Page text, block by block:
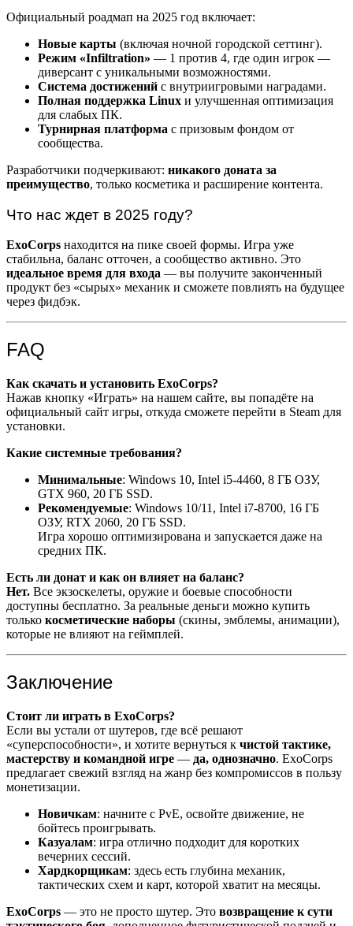
Официальный роадмап на 2025 год включает:
Новые карты (включая ночной городской сеттинг).
Режим «Infiltration» — 1 против 4, где один игрок —
диверсант с уникальными возможностями.
Система достижений с внутриигровыми наградами.
Полная поддержка Linux и улучшенная оптимизация
для слабых ПК.
Турнирная платформа с призовым фондом от
сообщества.
Разработчики подчеркивают: никакого доната за
преимущество, только косметика и расширение контента.
Что нас ждет в 2025 году?
ExoCorps находится на пике своей формы. Игра уже
стабильна, баланс отточен, а сообщество активно. Это
идеальное время для входа — вы получите законченный
продукт без «сырых» механик и сможете повлиять на будущее
через фидбэк.
FAQ
Как скачать и установить ExoCorps?
Нажав кнопку «Играть» на нашем сайте, вы попадёте на
официальный сайт игры, откуда сможете перейти в Steam для
установки.
Какие системные требования?
Минимальные: Windows 10, Intel i5-4460, 8 ГБ ОЗУ,
GTX 960, 20 ГБ SSD.
Рекомендуемые: Windows 10/11, Intel i7-8700, 16 ГБ
ОЗУ, RTX 2060, 20 ГБ SSD.
Игра хорошо оптимизирована и запускается даже на
средних ПК.
Есть ли донат и как он влияет на баланс?
Нет. Все экзоскелеты, оружие и боевые способности
доступны бесплатно. За реальные деньги можно купить
только косметические наборы (скины, эмблемы, анимации),
которые не влияют на геймплей.
Заключение
Стоит ли играть в ExoCorps?
Если вы устали от шутеров, где всё решают
«суперспособности», и хотите вернуться к чистой тактике,
мастерству и командной игре — да, однозначно. ExoCorps
предлагает свежий взгляд на жанр без компромиссов в пользу
монетизации.
Новичкам: начните с PvE, освойте движение, не
бойтесь проигрывать.
Казуалам: игра отлично подходит для коротких
вечерних сессий.
Хардкорщикам: здесь есть глубина механик,
тактических схем и карт, которой хватит на месяцы.
ExoCorps — это не просто шутер. Это возвращение к сути